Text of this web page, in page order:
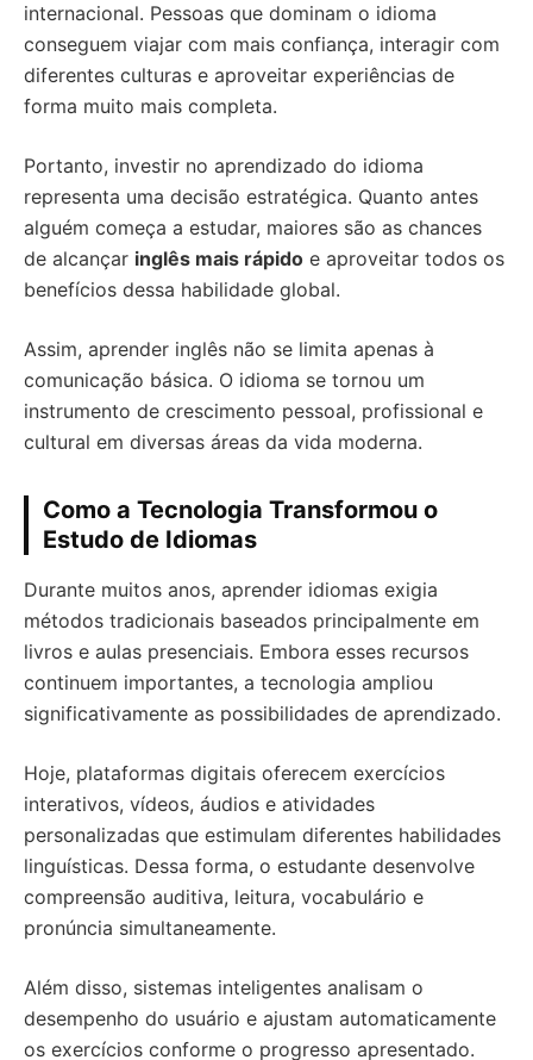
internacional. Pessoas que dominam o idioma
conseguem viajar com mais confiança, interagir com
diferentes culturas e aproveitar experiências de
forma muito mais completa.
Portanto, investir no aprendizado do idioma
representa uma decisão estratégica. Quanto antes
alguém começa a estudar, maiores são as chances
de alcançar inglês mais rápido e aproveitar todos os
benefícios dessa habilidade global.
Assim, aprender inglês não se limita apenas à
comunicação básica. O idioma se tornou um
instrumento de crescimento pessoal, profissional e
cultural em diversas áreas da vida moderna.
Como a Tecnologia Transformou o
Estudo de Idiomas
Durante muitos anos, aprender idiomas exigia
métodos tradicionais baseados principalmente em
livros e aulas presenciais. Embora esses recursos
continuem importantes, a tecnologia ampliou
significativamente as possibilidades de aprendizado.
Hoje, plataformas digitais oferecem exercícios
interativos, vídeos, áudios e atividades
personalizadas que estimulam diferentes habilidades
linguísticas. Dessa forma, o estudante desenvolve
compreensão auditiva, leitura, vocabulário e
pronúncia simultaneamente.
Além disso, sistemas inteligentes analisam o
desempenho do usuário e ajustam automaticamente
os exercícios conforme o progresso apresentado.